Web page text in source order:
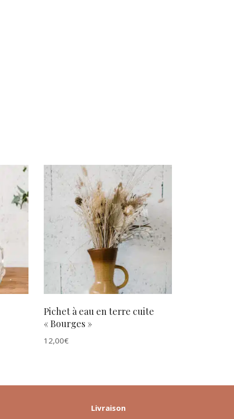
AJOUTER AU PANIER
Pichet à eau en terre cuite
« Bourges »
12,00€
Livraison